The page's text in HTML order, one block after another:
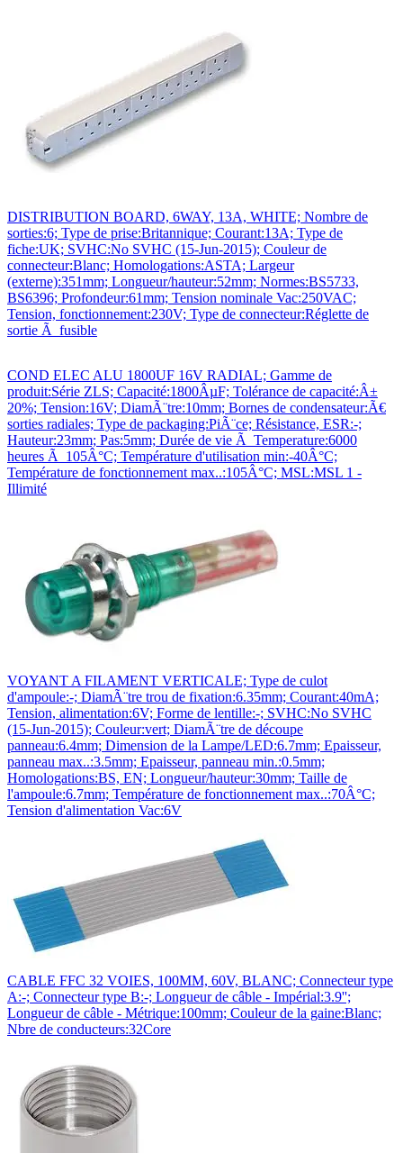
DISTRIBUTION BOARD, 6WAY, 13A, WHITE; Nombre de
sorties:6; Type de prise:Britannique; Courant:13A; Type de
fiche:UK; SVHC:No SVHC (15-Jun-2015); Couleur de
connecteur:Blanc; Homologations:ASTA; Largeur
(externe):351mm; Longueur/hauteur:52mm; Normes:BS5733,
BS6396; Profondeur:61mm; Tension nominale Vac:250VAC;
Tension, fonctionnement:230V; Type de connecteur:Réglette de
sortie Ã fusible
COND ELEC ALU 1800UF 16V RADIAL; Gamme de
produit:Série ZLS; Capacité:1800ÂµF; Tolérance de capacité:Â±
20%; Tension:16V; DiamÃ¨tre:10mm; Bornes de condensateur:Ã€
sorties radiales; Type de packaging:PiÃ¨ce; Résistance, ESR:-;
Hauteur:23mm; Pas:5mm; Durée de vie Ã Temperature:6000
heures Ã 105Â°C; Température d'utilisation min:-40Â°C;
Température de fonctionnement max..:105Â°C; MSL:MSL 1 -
Illimité
VOYANT A FILAMENT VERTICALE; Type de culot
d'ampoule:-; DiamÃ¨tre trou de fixation:6.35mm; Courant:40mA;
Tension, alimentation:6V; Forme de lentille:-; SVHC:No SVHC
(15-Jun-2015); Couleur:vert; DiamÃ¨tre de découpe
panneau:6.4mm; Dimension de la Lampe/LED:6.7mm; Epaisseur,
panneau max..:3.5mm; Epaisseur, panneau min.:0.5mm;
Homologations:BS, EN; Longueur/hauteur:30mm; Taille de
l'ampoule:6.7mm; Température de fonctionnement max..:70Â°C;
Tension d'alimentation Vac:6V
CABLE FFC 32 VOIES, 100MM, 60V, BLANC; Connecteur type
A:-; Connecteur type B:-; Longueur de câble - Impérial:3.9'';
Longueur de câble - Métrique:100mm; Couleur de la gaine:Blanc;
Nbre de conducteurs:32Core